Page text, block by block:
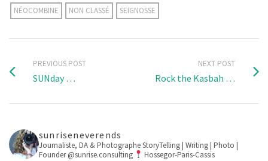
NÉOCOMBINE
NON CLASSÉ SEIGNOSSE
PREVIOUS POST
SUNday …
NEXT POST
Rock the Kasbah …
sunriseneverends
Journaliste, DA & PhotographeStoryTelling | Writing | Photo |
Founder @sunrise.consulting
Hossegor-Paris-Cassis